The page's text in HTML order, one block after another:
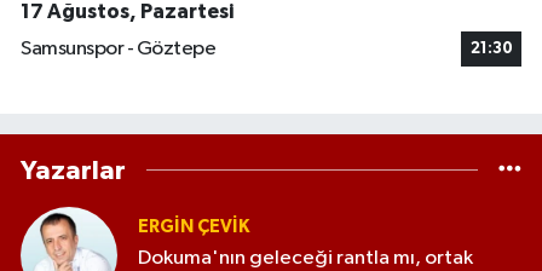
17 Ağustos, Pazartesi
Samsunspor - Göztepe
21:30
Yazarlar
ERGIN ÇEVİK
Dokuma'nın geleceği rantla mı, ortak